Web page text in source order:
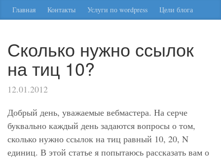
Главная Контакты Услуги по wordpress Цели блога
Сколько нужно ссылок
на тиц 10?
12.01.2012
Добрый день, уважаемые вебмастера. На серче
буквально каждый день задаются вопросы о том,
сколько нужно ссылок на тиц равный 10, 20, N
единиц. В этой статье я попытаюсь рассказать вам о